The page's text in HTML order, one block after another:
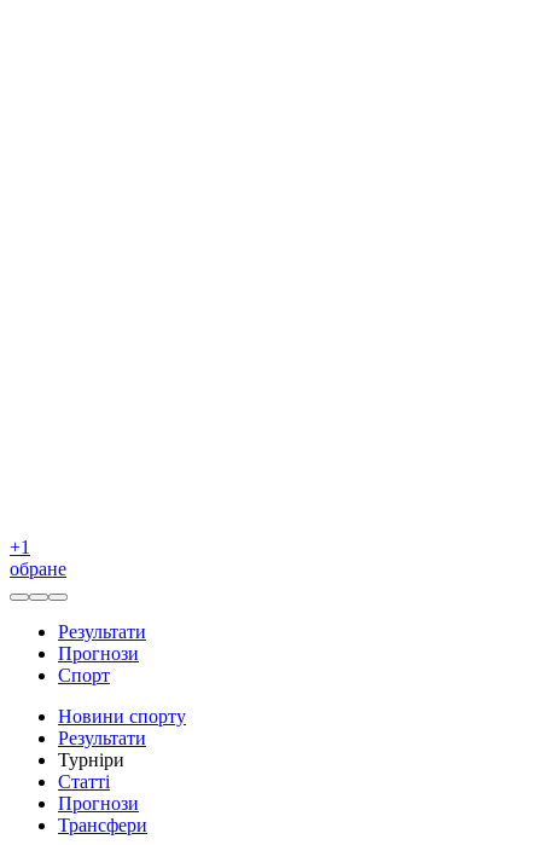
+1
обране
Результати
Прогнози
Спорт
Новини спорту
Результати
Турніри
Статті
Прогнози
Трансфери